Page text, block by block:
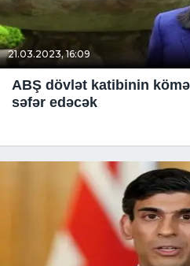
21.03.2023, 16:09
ABŞ dövlət katibinin
səfər edəcək